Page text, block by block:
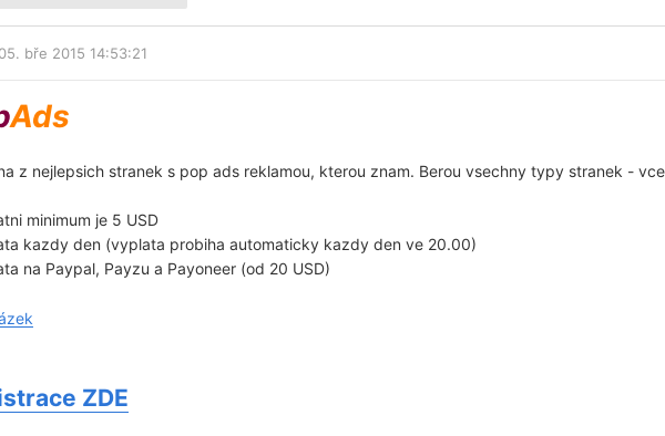
bře 2015 14:53:21
Ads
z nejlepsich stranek s pop ads reklamou, kterou znam. Berou vsechny typy stranek -
minimum je 5 USD
kazdy den (vyplata probiha automaticky kazdy den ve 20.00)
na Paypal, Payzu a Payoneer (od 20 USD)
ZDE